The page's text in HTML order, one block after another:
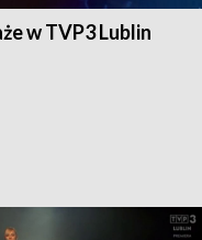
w TVP3 Lublin